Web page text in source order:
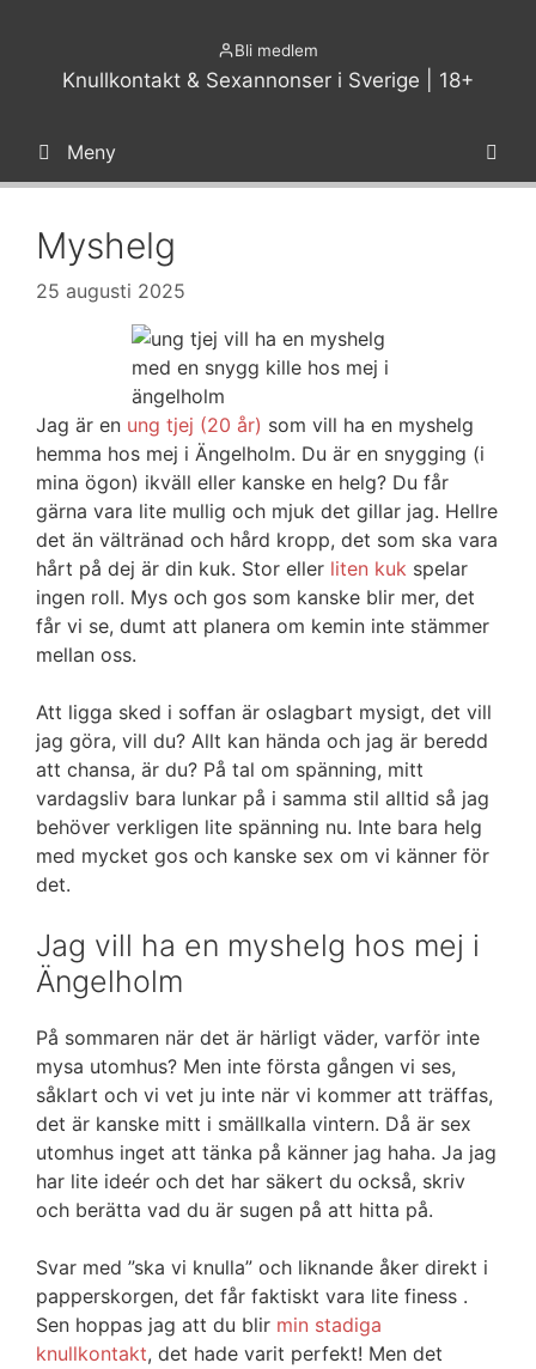
innehåll
Bli medlem
Knullkontakt & Sexannonser i Sverige | 18+
Meny
Myshelg
25 augusti 2025
Jag är en ung tjej (20 år) som vill ha en myshelg
hemma hos mej i Ängelholm. Du är en snygging (i
mina ögon) ikväll eller kanske en helg? Du får
gärna vara lite mullig och mjuk det gillar jag. Hellre
det än vältränad och hård kropp, det som ska vara
hårt på dej är din kuk. Stor eller liten kuk spelar
ingen roll. Mys och gos som kanske blir mer, det
får vi se, dumt att planera om kemin inte stämmer
mellan oss.
Att ligga sked i soffan är oslagbart mysigt, det vill
jag göra, vill du? Allt kan hända och jag är beredd
att chansa, är du? På tal om spänning, mitt
vardagsliv bara lunkar på i samma stil alltid så jag
behöver verkligen lite spänning nu. Inte bara helg
med mycket gos och kanske sex om vi känner för
det.
Jag vill ha en myshelg hos mej i
Ängelholm
På sommaren när det är härligt väder, varför inte
mysa utomhus? Men inte första gången vi ses,
såklart och vi vet ju inte när vi kommer att träffas,
det är kanske mitt i smällkalla vintern. Då är sex
utomhus inget att tänka på känner jag haha. Ja jag
har lite ideér och det har säkert du också, skriv
och berätta vad du är sugen på att hitta på.
Svar med ”ska vi knulla” och liknande åker direkt i
papperskorgen, det får faktiskt vara lite finess .
Sen hoppas jag att du blir min stadiga
knullkontakt, det hade varit perfekt! Men det